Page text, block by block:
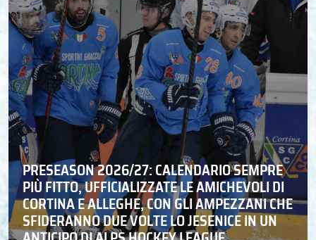
PRESEASON 2026/27: CALENDARIO SEMPRE
PIÙ FITTO, UFFICIALIZZATE LE AMICHEVOLI DI
CORTINA E ALLEGHE, CON GLI AMPEZZANI CHE
SFIDERANNO DUE VOLTE LO JESENICE IN UN